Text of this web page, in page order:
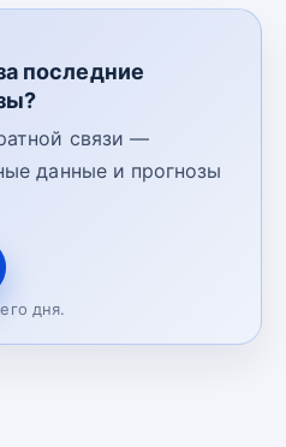
последние
связи —
данные и прогнозы
дня.